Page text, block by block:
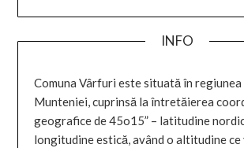
INFO
Comuna Vârfuri este situată în regiunea
Munteniei, cuprinsă la întretăierea
geografice de 45o15” – latitudine
longitudine estică, având o altitudine ce